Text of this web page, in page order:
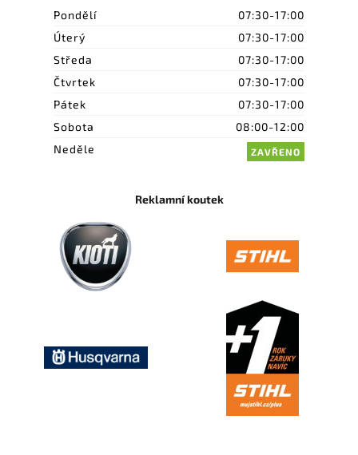
Pondělí
07:30-17:00
Úterý
07:30-17:00
Středa
07:30-17:00
Čtvrtek
07:30-17:00
Pátek
07:30-17:00
Sobota
08:00-12:00
Neděle
ZAVŘENO
Reklamní koutek